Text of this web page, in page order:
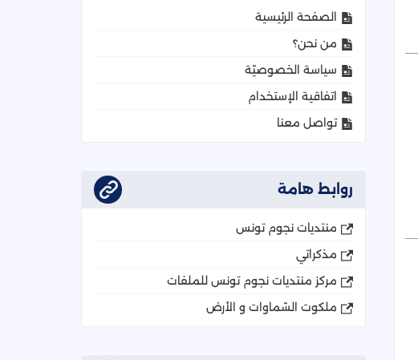
الصفحة الرئيسية
من نحن؟
سياسة الخصوصيّة
اتفاقية الإستخدام
تواصل معنا
روابط هامة
منتديات نجوم تونس
مذكراتي
مركز منتديات نجوم تونس للملفات
ملكوت السّماوات و الأرض